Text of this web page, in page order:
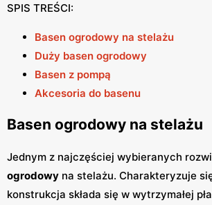
SPIS TREŚCI:
Basen ogrodowy na stelażu
Duży basen ogrodowy
Basen z pompą
Akcesoria do basenu
Basen ogrodowy na stelażu
Jednym z najczęściej wybieranych
ogrodowy na stelażu. Charakteryzuje
konstrukcja składa się w wytrzymałej